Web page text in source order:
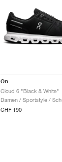
On
Cloud 6 "Black & White"
Damen / Sportstyle /
CHF 190